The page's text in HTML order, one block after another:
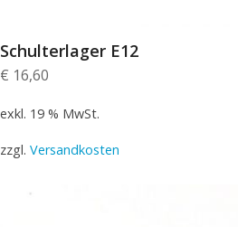
Schulterlager E12
€ 16,60
exkl. 19 % MwSt.
zzgl. Versandkosten